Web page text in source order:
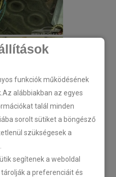
funkciók működésének
alábbiakban az egyes
talál minden
sorolt sütiket a böngésző
szükségesek a
segítenek a weboldal
a preferenciáit és